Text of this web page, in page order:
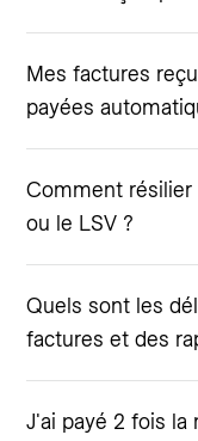
Mes factures
payées
Comment
ou le LSV ?
Quels sont les
factures et des
J'ai payé 2 fois